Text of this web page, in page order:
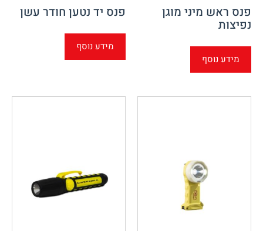
פנס ראש מיני מוגן
נפיצות
מידע נוסף
פנס יד נטען חודר עשן
מידע נוסף